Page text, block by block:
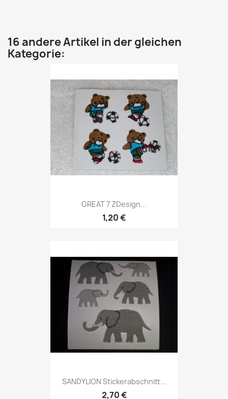
16 andere Artikel in der gleichen
Kategorie:
GREAT 7 ZDesign...
1,20 €
SANDYLION Stickerabschnitt...
2,70 €